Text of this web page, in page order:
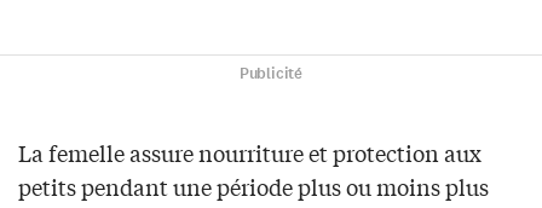
Publicité
La femelle assure nourriture et protection aux
petits pendant une période plus ou moins plus